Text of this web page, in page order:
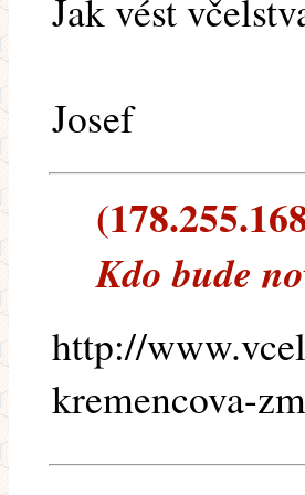
Jak vést
Josef
Kdo bude
http://
kremencova-